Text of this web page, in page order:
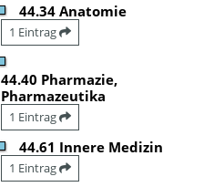
44.34 Anatomie
1 Eintrag
44.40 Pharmazie,
Pharmazeutika
1 Eintrag
44.61 Innere Medizin
1 Eintrag